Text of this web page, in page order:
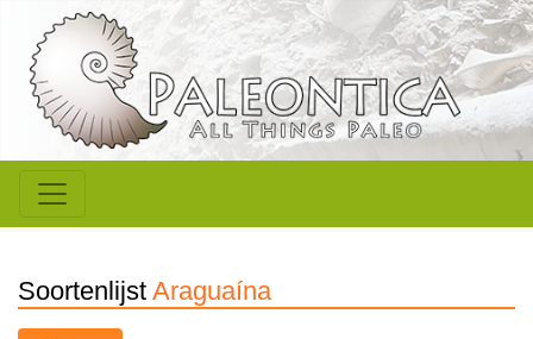
Soortenlijst Araguaína